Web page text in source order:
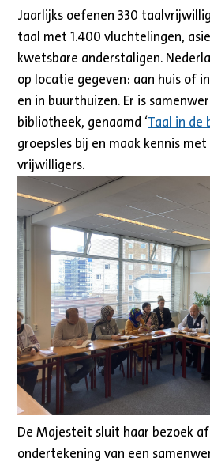
Jaarlijks oefenen 330
taal met 1.400 vluchtelingen,
kwetsbare anderstaligen.
op locatie gegeven: aan huis of
en in buurthuizen. Er is
bibliotheek, genaamd ‘Taal in de
groepsles bij en maak kennis
vrijwilligers.
De Majesteit sluit haar bezoek
ondertekening van een